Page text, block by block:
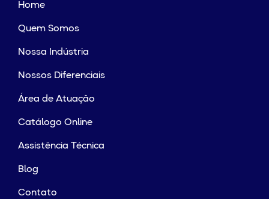
Home
Quem Somos
Nossa Indústria
Nossos Diferenciais
Área de Atuação
Catálogo Online
Assistência Técnica
Blog
Contato